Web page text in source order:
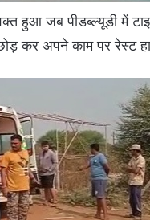
हुआ जब पीडब्ल्यूडी में
छोड़ कर अपने काम पर रेस्ट